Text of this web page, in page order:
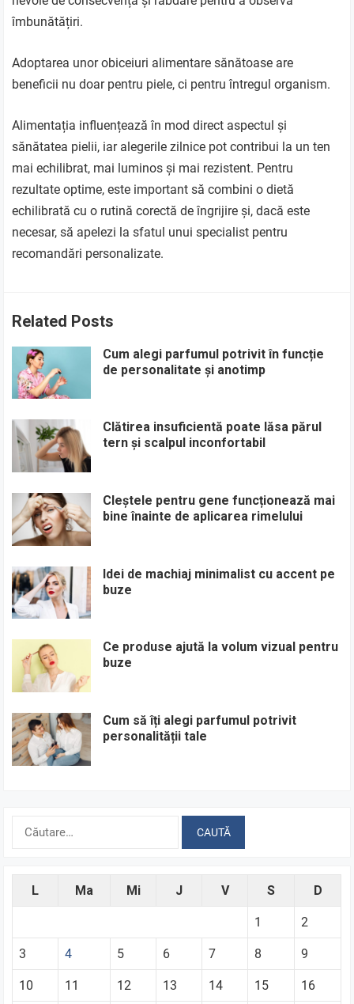
îmbunătățiri.
Adoptarea unor obiceiuri alimentare sănătoase are
beneficii nu doar pentru piele, ci pentru întregul organism.
Alimentația influențează în mod direct aspectul și
sănătatea pielii, iar alegerile zilnice pot contribui la un ten
mai echilibrat, mai luminos și mai rezistent. Pentru
rezultate optime, este important să combini o dietă
echilibrată cu o rutină corectă de îngrijire și, dacă este
necesar, să apelezi la sfatul unui specialist pentru
recomandări personalizate.
Related Posts
Cum alegi parfumul potrivit în funcție
de personalitate și anotimp
Clătirea insuficientă poate lăsa părul
tern și scalpul inconfortabil
Cleștele pentru gene funcționează mai
bine înainte de aplicarea rimelului
Idei de machiaj minimalist cu accent pe
buze
Ce produse ajută la volum vizual pentru
buze
Cum să îți alegi parfumul potrivit
personalității tale
L Ma Mi J V S D
1 2
3 4 5 6 7 8 9
10 11 12 13 14 15 16